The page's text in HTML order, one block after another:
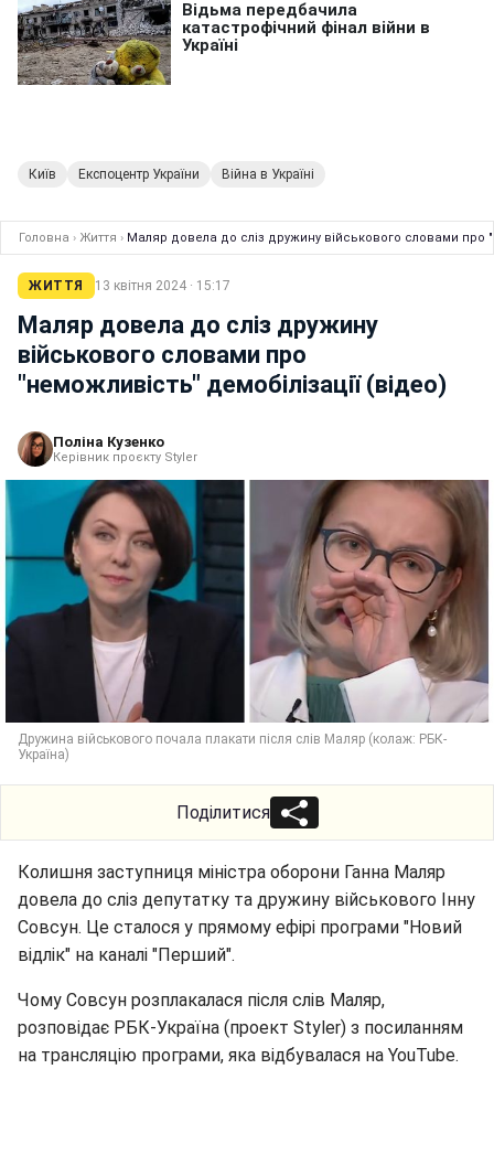
Київ Експоцентр України Війна в Україні
Головна › Життя › Маляр довела до сліз дружину військового словами про
ЖИТТЯ 13 квітня 2024 · 15:17
Маляр довела до сліз дружину
військового словами про
"неможливість" демобілізації (відео)
Поліна Кузенко
Керівник проєкту Styler
Дружина військового почала плакати після слів Маляр (колаж: РБК-
Україна)
Поділитися
Колишня заступниця міністра оборони Ганна Маляр
довела до сліз депутатку та дружину військового Інну
Совсун. Це сталося у прямому ефірі програми "Новий
відлік" на каналі "Перший".
Чому Совсун розплакалася після слів Маляр,
розповідає РБК-Україна (проект Styler) з посиланням
на трансляцію програми, яка відбувалася на YouTube.